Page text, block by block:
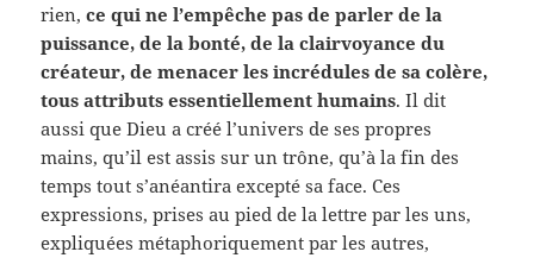
rien,ce qui ne l’empêche pas de parler de la
puissance, de la bonté, de la clairvoyance du
créateur, de menacer les incrédules de sa colère,
tous attributs essentiellement humains. Il dit
aussi que Dieu a créé l’univers de ses propres
mains, qu’il est assis sur un trône, qu’à la fin des
temps tout s’anéantira excepté sa face. Ces
expressions, prises au pied de la lettre par les uns,
expliquées métaphoriquement par les autres,